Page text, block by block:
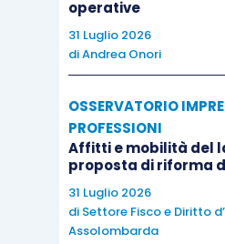
Prezzo – 18,00
Pagine – 204
impeccabile così com’è.
da rituali rassicuranti, il
operative
31 Luglio 2026
diAndrea Onori
OSSERVATORIO
PROFESSIONI
Affitti e mobilità del
proposta di riforma
31 Luglio 2026
di Settore Fisco e Diritto
Assolombarda